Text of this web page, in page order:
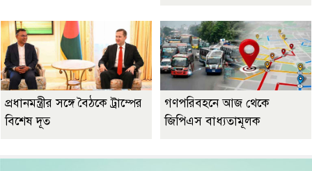
প্রধানমন্ত্রীর সঙ্গে বৈঠকে ট্রাম্পের
বিশেষ দূত
গণপরিবহনে আজ থেকে
জিপিএস বাধ্যতামূলক